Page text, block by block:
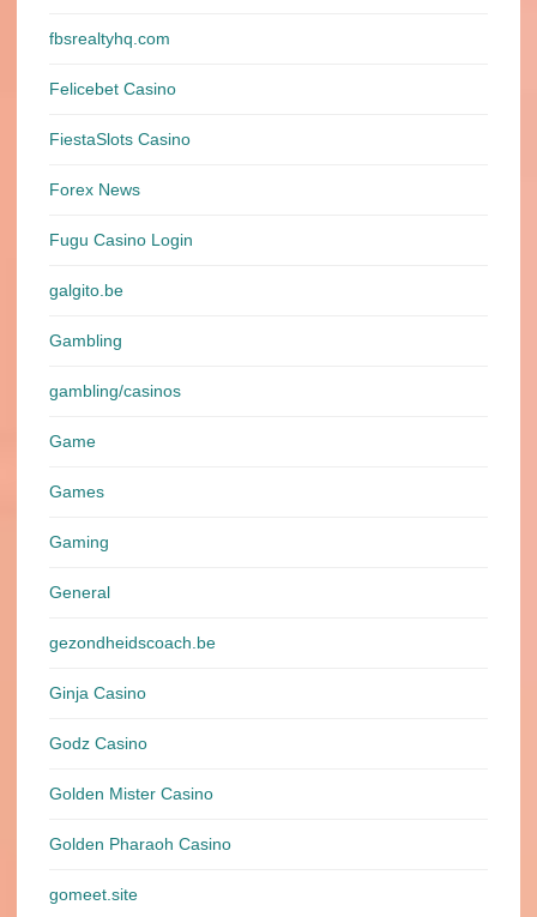
fbsrealtyhq.com
Felicebet Casino
FiestaSlots Casino
Forex News
Fugu Casino Login
galgito.be
Gambling
gambling/casinos
Game
Games
Gaming
General
gezondheidscoach.be
Ginja Casino
Godz Casino
Golden Mister Casino
Golden Pharaoh Casino
gomeet.site